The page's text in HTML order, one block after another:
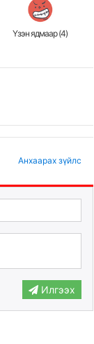
Үзэн ядмаар (4)
Анхаарах зүйлс
Илгээх